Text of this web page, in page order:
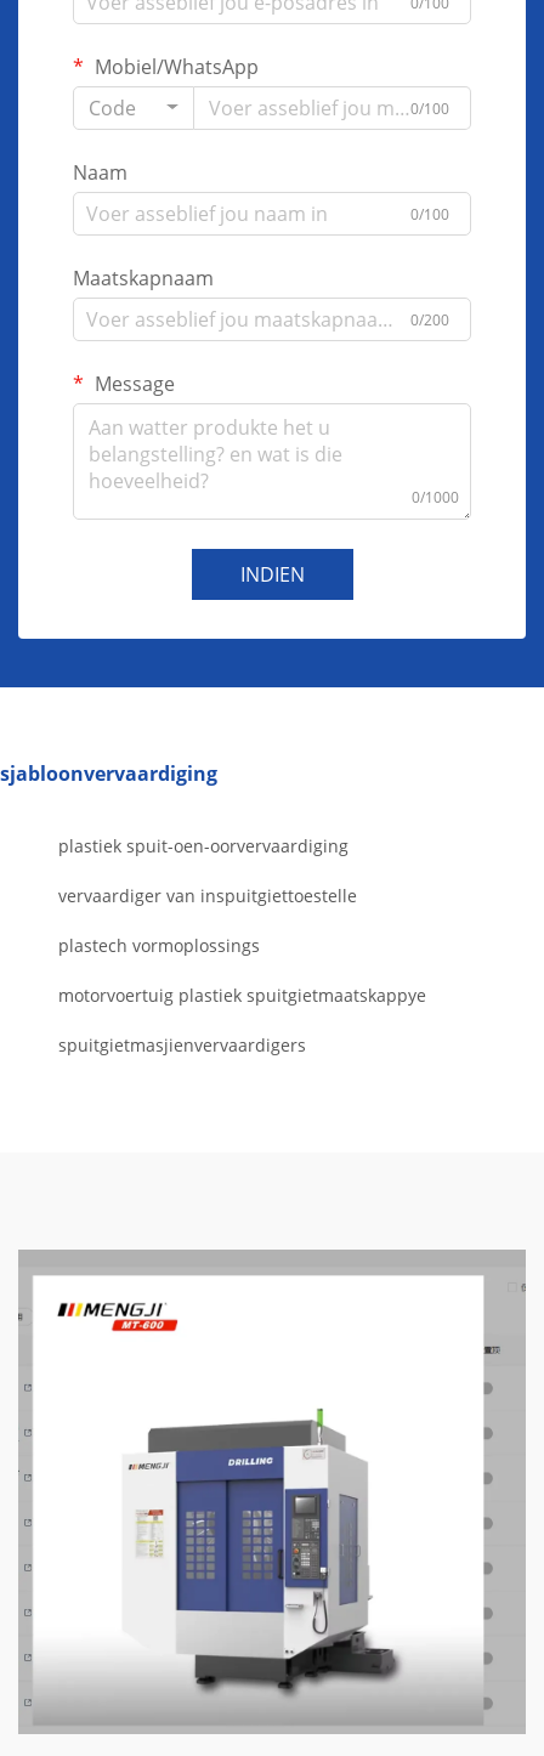
Mobiel/WhatsApp
Code
0/100
Naam
0/100
Maatskapnaam
0/200
Message
0/1000
INDIEN
sjabloonvervaardiging
plastiek spuit-oen-oorvervaardiging
vervaardiger van inspuitgiettoestelle
plastech vormoplossings
motorvoertuig plastiek spuitgietmaatskappye
spuitgietmasjienvervaardigers